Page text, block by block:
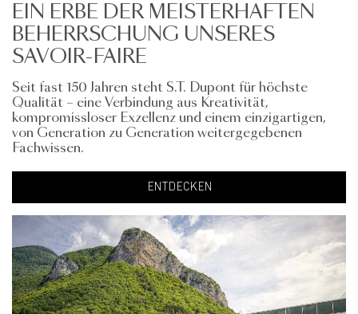
EIN ERBE DER MEISTERHAFTEN
BEHERRSCHUNG UNSERES
SAVOIR-FAIRE
Seit fast 150 Jahren steht S.T. Dupont für höchste
Qualität – eine Verbindung aus Kreativität,
kompromissloser Exzellenz und einem einzigartigen,
von Generation zu Generation weitergegebenen
Fachwissen.
ENTDECKEN